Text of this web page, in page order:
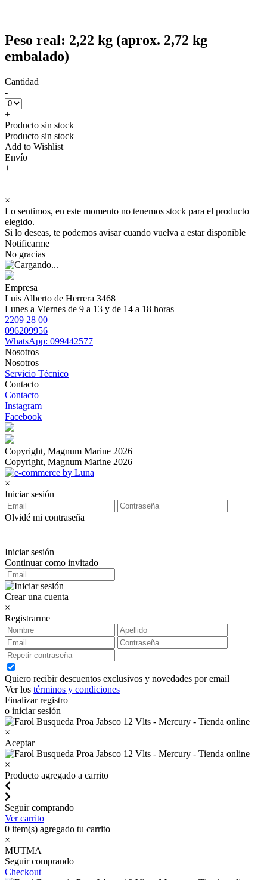
Peso real: 2,22 kg (aprox. 2,72 kg
embalado)
Cantidad
-
+
Producto sin stock
Producto sin stock
Add to Wishlist
Envío
+
×
Lo sentimos, en este momento no tenemos stock para el producto
elegido.
Si lo deseas, te podemos avisar cuando vuelva a estar disponible
Notificarme
No gracias
Empresa
Luis Alberto de Herrera 3468
Lunes a Viernes de 9 a 13 y de 14 a 18 horas
2209 28 00
096209956
WhatsApp: 099442577
Nosotros
Nosotros
Servicio Técnico
Contacto
Contacto
Instagram
Facebook
Copyright, Magnum Marine 2026
Copyright, Magnum Marine 2026
×
Iniciar sesión
Olvidé mi contraseña
Iniciar sesión
Continuar como invitado
Crear una cuenta
×
Registrarme
Quiero recibir descuentos exclusivos y novedades por email
Ver los términos y condiciones
Finalizar registro
o iniciar sesión
×
Aceptar
×
Producto agregado a carrito
Seguir comprando
Ver carrito
0 item(s) agregado tu carrito
×
MUTMA
Seguir comprando
Checkout